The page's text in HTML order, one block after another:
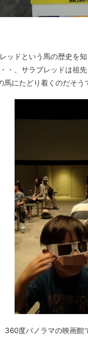
ッドという馬の歴史を知
・、サラブレッドは祖
にたどり着くのだそう
360度パノラマの映画館